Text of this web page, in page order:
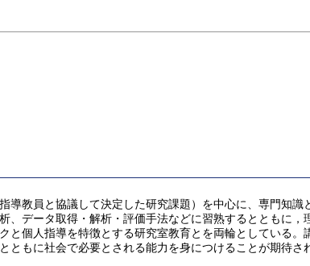
導教員と協議して決定した研究課題）を中心に、専門知
、データ取得・解析・評価手法などに習熟するとともに
と個人指導を特徴とする研究室教育とを両輪としている
もに社会で必要とされる能力を身につけることが期待さ